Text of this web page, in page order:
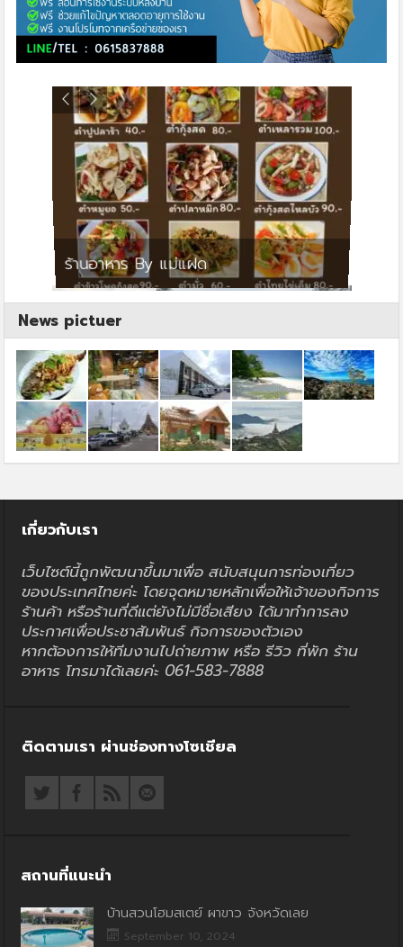
ร้านอาหาร By แม่แฝด
News pictuer
เกี่ยวกับเรา
เว็บไซต์นี้ถูกพัฒนาขึ้นมาเพื่อ สนับสนุนการท่องเที่ยว
ของประเทศไทยค่ะ โดยจุดหมายหลักเพื่อให้เจ้าของกิจการ
ร้านค้า หรือร้านที่ดีแต่ยังไม่มีชื่อเสียง ได้มาทำการลง
ประกาศเพื่อประชาสัมพันธ์ กิจการของตัวเอง
หากต้องการให้ทีมงานไปถ่ายภาพ หรือ รีวิว ที่พัก ร้าน
อาหาร โทรมาได้เลยค่ะ 061-583-7888
ติดตามเรา ผ่านช่องทางโซเชียล
สถานที่แนะนำ
บ้านสวนโฮมสเตย์ ผาขาว จังหวัดเลย
September 10, 2024